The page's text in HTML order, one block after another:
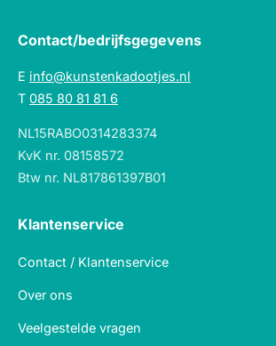
Contact/bedrijfsgegevens
E info@kunstenkadootjes.nl
T 085 80 81 81 6
NL15RABO0314283374
KvK nr. 08158572
Btw nr. NL817861397B01
Klantenservice
Contact / Klantenservice
Over ons
Veelgestelde vragen